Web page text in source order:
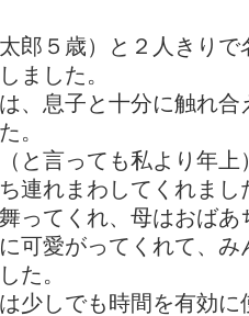
郎５歳）と２人きり
ました。
、息子と十分に触れ合
。
と言っても私より年上
連れまわしてくれまし
ってくれ、母はおばあ
可愛がってくれて、み
た。
少しでも時間を有効